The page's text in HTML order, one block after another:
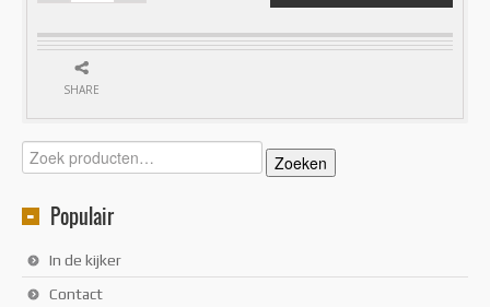
SHARE
Zoeken
naar:
Zoeken
Populair
In de kijker
Contact